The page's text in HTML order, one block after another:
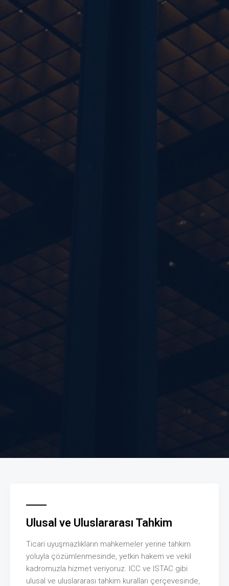
Ulusal ve Uluslararası Tahkim
Ticari uyuşmazlıkların mahkemeler yerine tahkim
yoluyla çözümlenmesinde, yetkin hakem ve vekil
kadromuzla hizmet veriyoruz. ICC ve ISTAC gibi
ulusal ve uluslararası tahkim kuralları çerçevesinde,